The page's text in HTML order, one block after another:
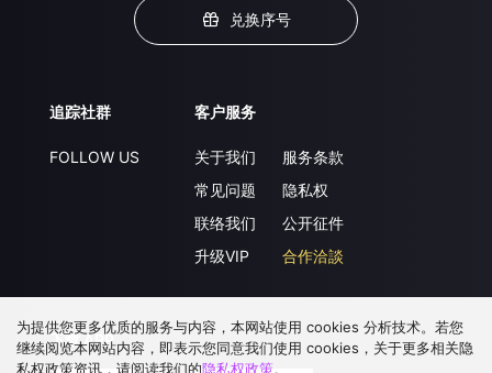
兑换序号
追踪社群
FOLLOW US
客户服务
关于我们
常见问题
联络我们
升级VIP
服务条款
隐私权
公开征件
合作洽談
下载 APP
为提供您更多优质的服务与内容，本网站使用 cookies 分析技术。若您
继续阅览本网站内容，即表示您同意我们使用 cookies，关于更多相关隐
私权政策资讯，请阅读我们的隐私权政策。